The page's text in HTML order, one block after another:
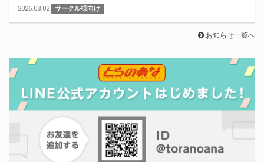
2026.08.02 サークル様向け
お知らせ一覧へ